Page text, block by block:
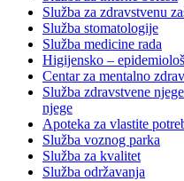
Služba za zdravstvenu
Služba stomatologije
Služba medicine rada
Higijensko –
Centar za mentalno
Služba zdravstvene
njege
Apoteka za vlastite
Služba voznog parka
Služba za kvalitet
Služba održavanja